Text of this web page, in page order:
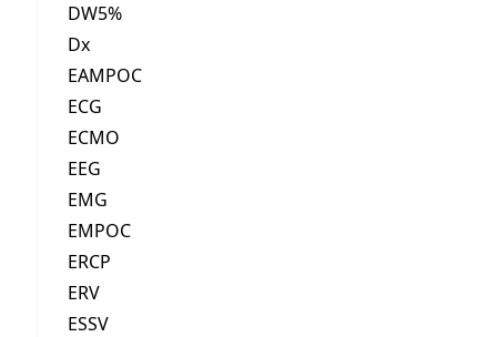
DW5%
Dx
EAMPOC
ECG
ECMO
EEG
EMG
EMPOC
ERCP
ERV
ESSV